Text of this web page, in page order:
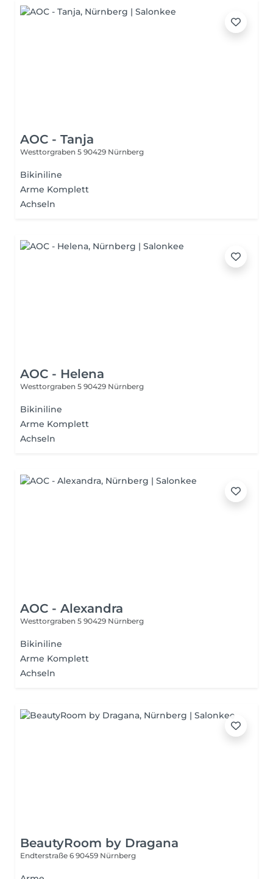
AOC - Tanja
Westtorgraben 5 90429 Nürnberg
Bikiniline
Arme Komplett
Achseln
AOC - Helena
Westtorgraben 5 90429 Nürnberg
Bikiniline
Arme Komplett
Achseln
AOC - Alexandra
Westtorgraben 5 90429 Nürnberg
Bikiniline
Arme Komplett
Achseln
BeautyRoom by Dragana
Endterstraße 6 90459 Nürnberg